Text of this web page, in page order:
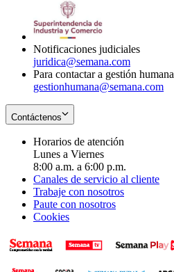
Notificaciones judiciales
juridica@semana.com
Para contactar a gestión humana
gestionhumana@semana.com
Contáctenos
Horarios de atención
Lunes a Viernes
8:00 a.m. a 6:00 p.m.
Canales de servicio al cliente
Trabaje con nosotros
Paute con nosotros
Cookies